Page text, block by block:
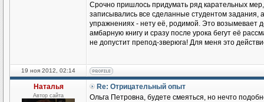
Срочно пришлось придумать ряд карательных
записывались все сделанные студентом задания,
упражнениях - нету её, родимой. Это возымевает
амбарную книгу и сразу после урока бегут её
не допустит препод-зверюга! Для меня это
19 ноя 2012, 02:14
Наталья
Автор сайта
Re: Отрицательный опыт
Ольга Петровна, будете смеяться, но нечто